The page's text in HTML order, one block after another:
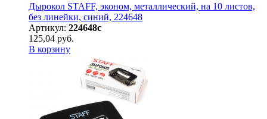
Дырокол STAFF, эконом, металлический, на 10 листов,
без линейки, синий, 224648
Артикул: 224648с
125,04 руб.
В корзину